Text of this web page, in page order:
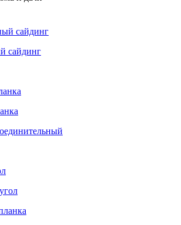
сайдинг
сайдинг